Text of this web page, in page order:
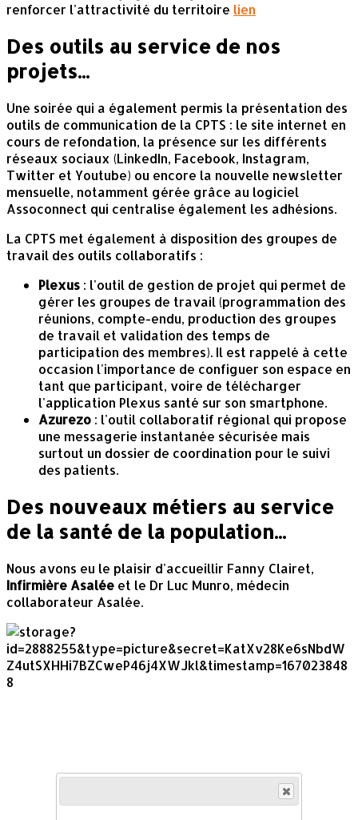
renforcer l'attractivité du territoire lien
Des outils au service de nos
projets...
Une soirée qui a également permis la présentation des
outils de communication de la CPTS : le site internet en
cours de refondation, la présence sur les différents
réseaux sociaux (LinkedIn, Facebook, Instagram,
Twitter et Youtube) ou encore la nouvelle newsletter
mensuelle, notamment gérée grâce au logiciel
Assoconnect qui centralise également les adhésions.
La CPTS met également à disposition des groupes de
travail des outils collaboratifs :
Plexus : l'outil de gestion de projet qui permet de
gérer les groupes de travail (programmation des
réunions, compte-endu, production des groupes
de travail et validation des temps de
participation des membres). Il est rappelé à cette
occasion l'importance de configuer son espace en
tant que participant, voire de télécharger
l'application Plexus santé sur son smartphone.
Azurezo : l'outil collaboratif régional qui propose
une messagerie instantanée sécurisée mais
surtout un dossier de coordination pour le suivi
des patients.
Des nouveaux métiers au service
de la santé de la population...
Nous avons eu le plaisir d'accueillir Fanny Clairet,
Infirmière Asalée et le Dr Luc Munro, médecin
collaborateur Asalée.